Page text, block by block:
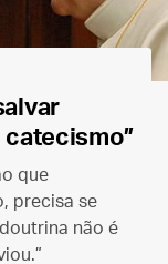
que
precisa se
não é